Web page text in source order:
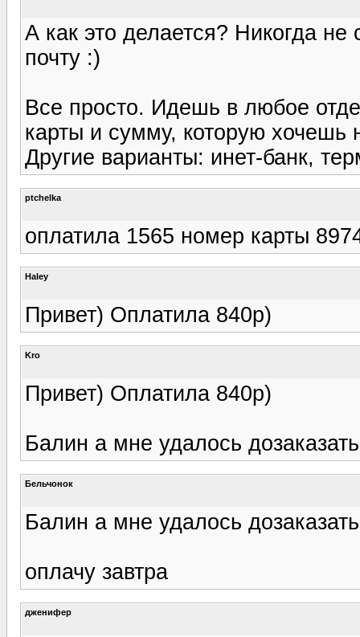
А как это делается? Никогда
почту :)
Все просто. Идешь в любое
карты и сумму, которую хочешь
Другие варианты: инет-банк,
ptchelka
оплатила 1565 номер карты
Haley
Привет) Оплатила 840р)
Kro
Привет) Оплатила 840р)
Балин а мне удалось
Бельчонок
Балин а мне удалось
оплачу завтра
дженифер